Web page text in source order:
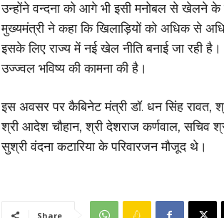
उन्होंने वन्दना को आगे भी इसी मनोबल से खेलने के
मुख्यमंत्री ने कहा कि खिलाड़ियों को अधिक से
इसके लिए राज्य में नई खेल नीति बनाई जा रही है।
उज्ज्वल भविष्य की कामना की है।
इस अवसर पर कैबिनेट मंत्री डॉ. धन सिंह रावत,
श्री आदेश चौहान, श्री देशराज कर्णवाल, सचिव
सुश्री वंदना कटारिया के परिवारजन मौजूद थे।
Share